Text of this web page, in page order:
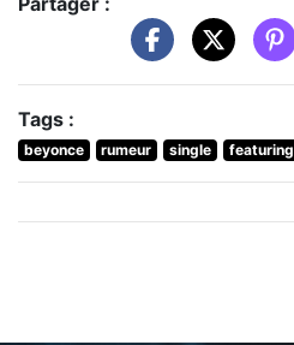
Tags :
beyonce rumeur single featuring